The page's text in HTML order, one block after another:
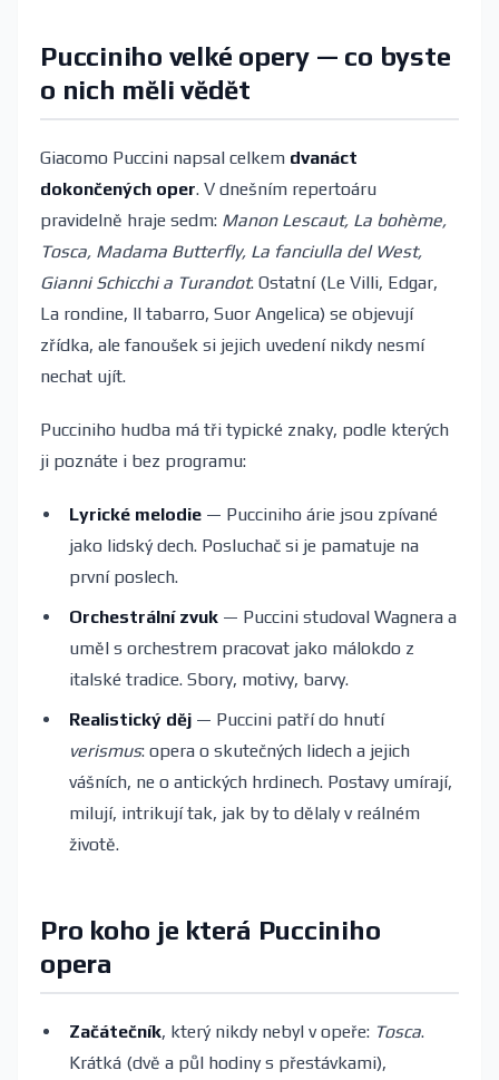
Pucciniho velké opery — co byste
o nich měli vědět
Giacomo Puccini napsal celkem dvanáct
dokončených oper. V dnešním repertoáru
pravidelně hraje sedm: Manon Lescaut, La bohème,
Tosca, Madama Butterfly, La fanciulla del West,
Gianni Schicchi a Turandot. Ostatní (Le Villi, Edgar,
La rondine, Il tabarro, Suor Angelica) se objevují
zřídka, ale fanoušek si jejich uvedení nikdy nesmí
nechat ujít.
Pucciniho hudba má tři typické znaky, podle kterých
ji poznáte i bez programu:
Lyrické melodie — Pucciniho árie jsou zpívané
jako lidský dech. Posluchač si je pamatuje na
první poslech.
Orchestrální zvuk — Puccini studoval Wagnera a
uměl s orchestrem pracovat jako málokdo z
italské tradice. Sbory, motivy, barvy.
Realistický děj — Puccini patří do hnutí
verismus: opera o skutečných lidech a jejich
vášních, ne o antických hrdinech. Postavy umírají,
milují, intrikují tak, jak by to dělaly v reálném
životě.
Pro koho je která Pucciniho
opera
Začátečník, který nikdy nebyl v opeře: Tosca.
Krátká (dvě a půl hodiny s přestávkami),